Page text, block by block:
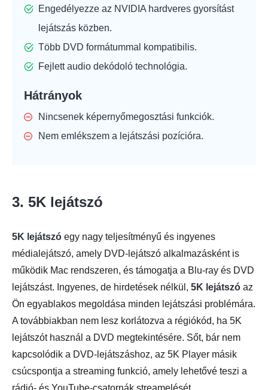
Engedélyezze az NVIDIA hardveres gyorsítást
lejátszás közben.
Több DVD formátummal kompatibilis.
Fejlett audio dekódoló technológia.
Hátrányok
Nincsenek képernyőmegosztási funkciók.
Nem emlékszem a lejátszási pozícióra.
3. 5K lejátszó
5K lejátszó egy nagy teljesítményű és ingyenes
médialejátszó, amely DVD-lejátszó alkalmazásként is
működik Mac rendszeren, és támogatja a Blu-ray és DVD
lejátszást. Ingyenes, de hirdetések nélkül, 5K lejátszó az
Ön egyablakos megoldása minden lejátszási problémára.
A továbbiakban nem lesz korlátozva a régiókód, ha 5K
lejátszót használ a DVD megtekintésére. Sőt, bár nem
kapcsolódik a DVD-lejátszáshoz, az 5K Player másik
csúcspontja a streaming funkció, amely lehetővé teszi a